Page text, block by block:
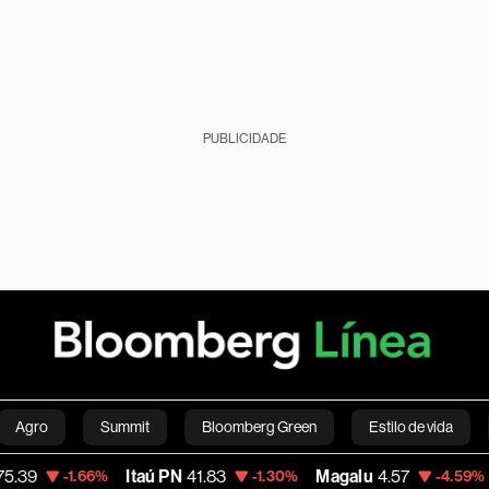
PUBLICIDADE
Agro Summit Bloomberg Green Estilo de vida
pessoais Viagens Internacional Brasil
Itaú PN 41.83 -1.30% Magalu 4.57 -4.59% Bitcoin